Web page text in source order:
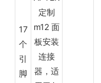
17
个
引
脚